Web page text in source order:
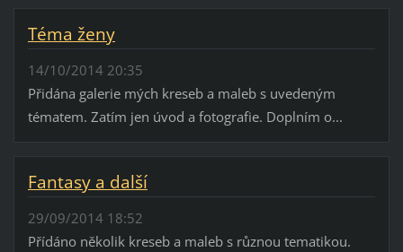
Téma ženy
14/10/2014 20:35
Přidána galerie mých kreseb a maleb s uvedeným
tématem. Zatím jen úvod a fotografie. Doplním o...
Fantasy a další
29/09/2014 18:52
Přídáno několik kreseb a maleb s různou tematikou.